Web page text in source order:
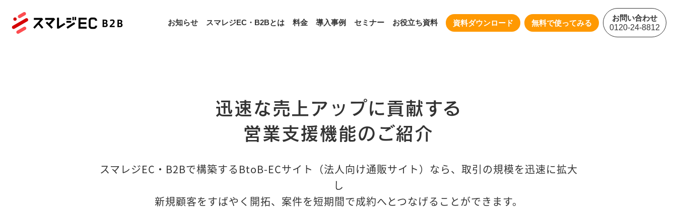
お知らせ スマレジEC・B2Bとは 料金 導入事例 セミナー お役立ち資料 資料ダウンロード 無料で使ってみる
お問い合わせ
0120-24-8812
迅速な売上アップに貢献する
営業支援機能のご紹介
スマレジEC・B2Bで構築するBtoB-ECサイト（法人向け通販サイト）なら、取引の規模を迅速に拡大
し
新規顧客をすばやく開拓、案件を短期間で成約へとつなげることができます。